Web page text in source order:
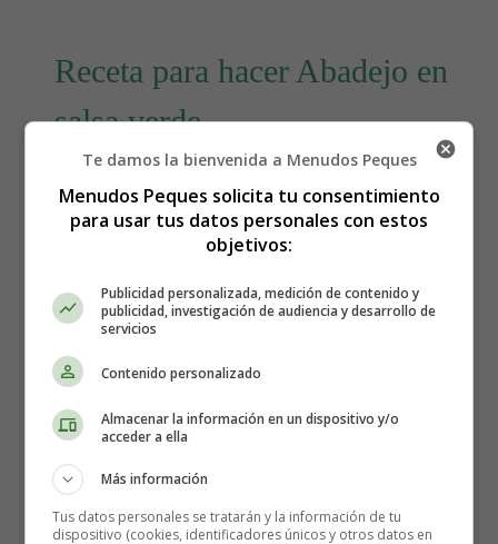
Receta para hacer Abadejo en
salsa verde
Te damos la bienvenida a Menudos Peques
Menudos Peques solicita tu consentimiento
para usar tus datos personales con estos
objetivos:
Publicidad personalizada, medición de contenido y
publicidad, investigación de audiencia y desarrollo de
servicios
Contenido personalizado
Almacenar la información en un dispositivo y/o
acceder a ella
Más información
Tus datos personales se tratarán y la información de tu
dispositivo (cookies, identificadores únicos y otros datos en